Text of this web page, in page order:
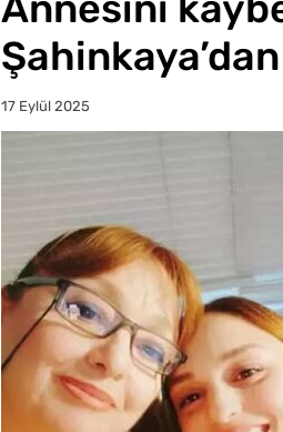
Şahinkaya’dan
17 Eylül 2025